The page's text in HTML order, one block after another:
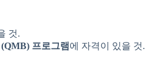
것.
(QMB) 프로그램 에 자격이 있을 것.